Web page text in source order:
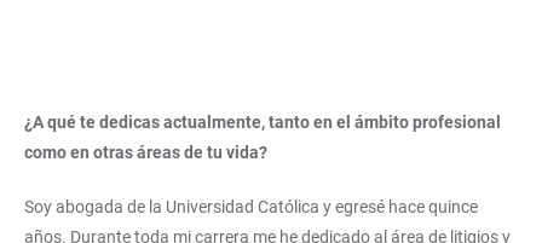
¿A qué te dedicas actualmente, tanto en el ámbito profesional
como en otras áreas de tu vida?
Soy abogada de la Universidad Católica y egresé hace quince
años. Durante toda mi carrera me he dedicado al área de litigios y